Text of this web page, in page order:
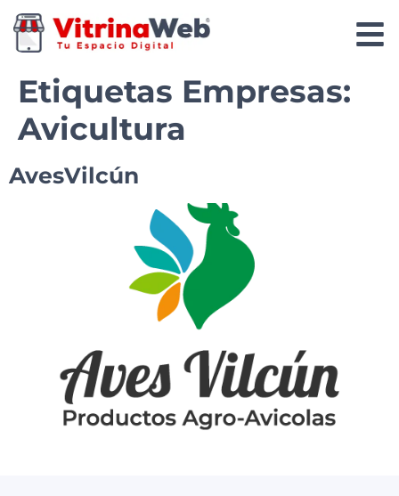
Etiquetas Empresas:
Avicultura
AvesVilcún